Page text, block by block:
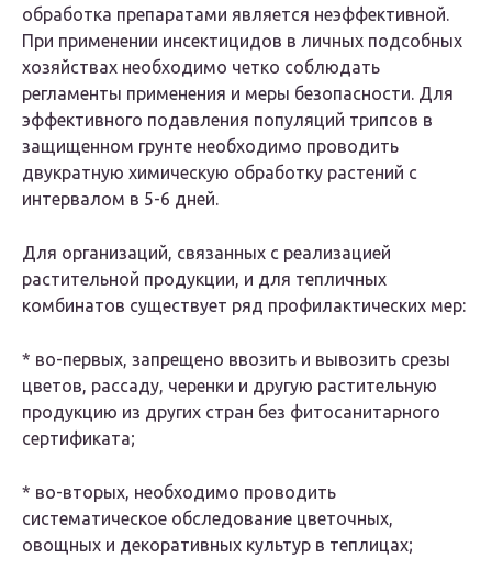
обработка препаратами является неэффективной.
При применении инсектицидов в личных подсобных
хозяйствах необходимо четко соблюдать
регламенты применения и меры безопасности. Для
эффективного подавления популяций трипсов в
защищенном грунте необходимо проводить
двукратную химическую обработку растений с
интервалом в 5-6 дней.
Для организаций, связанных с реализацией
растительной продукции, и для тепличных
комбинатов существует ряд профилактических мер:
* во-первых, запрещено ввозить и вывозить срезы
цветов, рассаду, черенки и другую растительную
продукцию из других стран без фитосанитарного
сертификата;
* во-вторых, необходимо проводить
систематическое обследование цветочных,
овощных и декоративных культур в теплицах;